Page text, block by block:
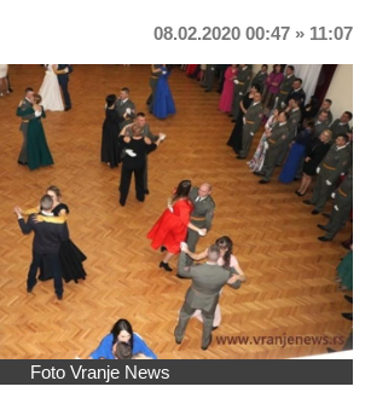
08.02.2020 00:47 » 11:07
Foto Vranje News